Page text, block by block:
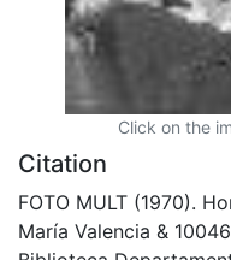
Click on the
Citation
FOTO MULT (1970).
María Valencia &